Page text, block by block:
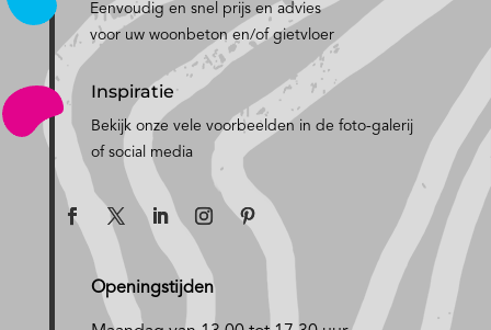
Eenvoudig en snel prijs en advies
voor uw woonbeton en/of gietvloer
Inspiratie
Bekijk onze vele voorbeelden in de foto-galerij
of social media
Openingstijden